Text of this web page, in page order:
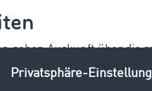
geben Auskunft über die
von 9 Stunden zu.
müssen